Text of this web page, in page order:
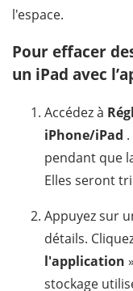
l'espace.
Pour effacer
un iPad avec
Accédez à
iPhone/iPad
pendant que
Elles seront
Appuyez sur
détails.
l'application
stockage